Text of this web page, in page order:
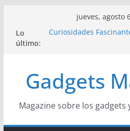
contenido
jueves, agosto
Lo
último:
Curiosidades
Mediterránea
La Influencia del
Actual
La Unión Europea:
Gadgets
Magazine sobre los